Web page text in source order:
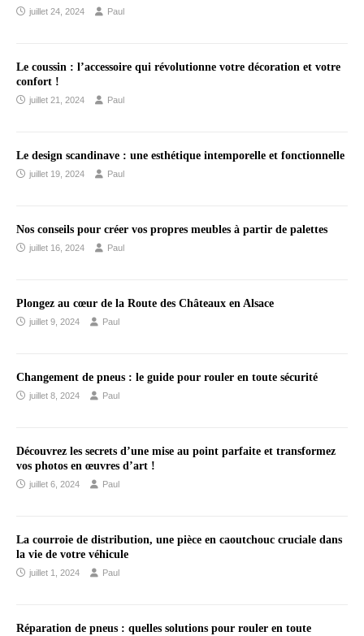
juillet 24, 2024 Paul
Le coussin : l’accessoire qui révolutionne votre décoration et votre
confort !
juillet 21, 2024 Paul
Le design scandinave : une esthétique intemporelle et fonctionnelle
juillet 19, 2024 Paul
Nos conseils pour créer vos propres meubles à partir de palettes
juillet 16, 2024 Paul
Plongez au cœur de la Route des Châteaux en Alsace
juillet 9, 2024 Paul
Changement de pneus : le guide pour rouler en toute sécurité
juillet 8, 2024 Paul
Découvrez les secrets d’une mise au point parfaite et transformez
vos photos en œuvres d’art !
juillet 6, 2024 Paul
La courroie de distribution, une pièce en caoutchouc cruciale dans
la vie de votre véhicule
juillet 1, 2024 Paul
Réparation de pneus : quelles solutions pour rouler en toute